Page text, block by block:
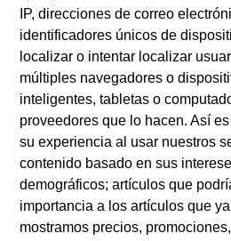
IP, direcciones de correo
identificadores únicos de
localizar o intentar localizar
múltiples navegadores o
inteligentes, tabletas o
proveedores que lo hacen. Así
su experiencia al usar nuestros
contenido basado en sus
demográficos; artículos que
importancia a los artículos que
mostramos precios,